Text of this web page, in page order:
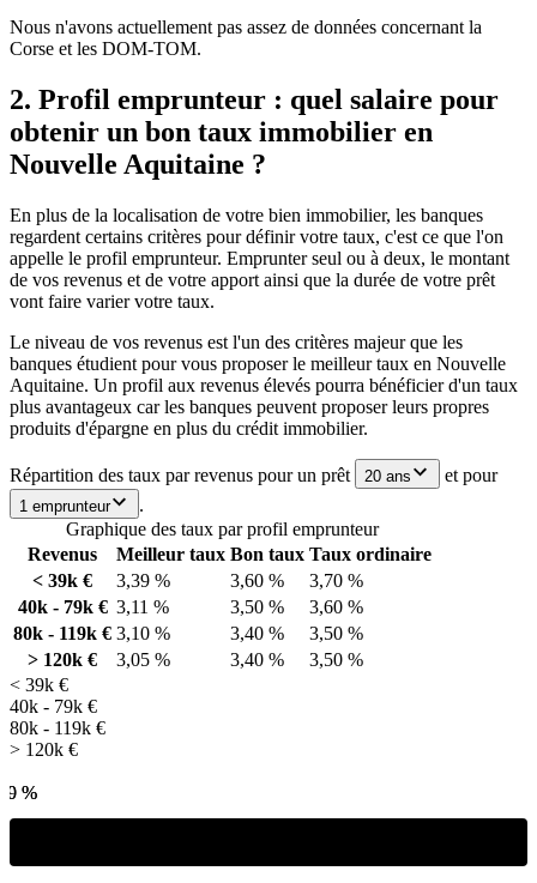
Nous n'avons actuellement pas assez de données concernant la
Corse et les DOM-TOM.
2. Profil emprunteur : quel salaire pour
obtenir un bon taux immobilier en
Nouvelle Aquitaine ?
En plus de la localisation de votre bien immobilier, les banques
regardent certains critères pour définir votre taux, c'est ce que l'on
appelle le profil emprunteur. Emprunter seul ou à deux, le montant
de vos revenus et de votre apport ainsi que la durée de votre prêt
vont faire varier votre taux.
Le niveau de vos revenus est l'un des critères majeur que les
banques étudient pour vous proposer le meilleur taux en Nouvelle
Aquitaine. Un profil aux revenus élevés pourra bénéficier d'un taux
plus avantageux car les banques peuvent proposer leurs propres
produits d'épargne en plus du crédit immobilier.
Répartition des taux par revenus pour un prêt 20 ans et pour
1 emprunteur
.
Graphique des taux par profil emprunteur
Revenus
Meilleur taux Bon taux Taux ordinaire
< 39k €
3,39 % 3,60 %
3,70 %
40k - 79k € 3,11 % 3,50 %
3,60 %
80k - 119k € 3,10 % 3,40 %
3,50 %
> 120k €
3,05 % 3,40 %
3,50 %
< 39k €
40k - 79k €
80k - 119k €
> 120k €
%
%